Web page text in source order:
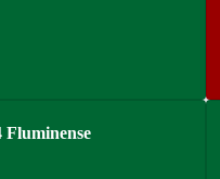
Fluminense